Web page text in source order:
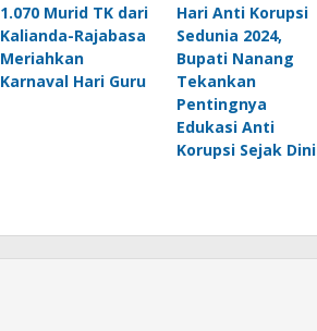
1.070 Murid TK dari
Kalianda-Rajabasa
Meriahkan
Karnaval Hari Guru
Hari Anti Korupsi
Sedunia 2024,
Bupati Nanang
Tekankan
Pentingnya
Edukasi Anti
Korupsi Sejak Dini